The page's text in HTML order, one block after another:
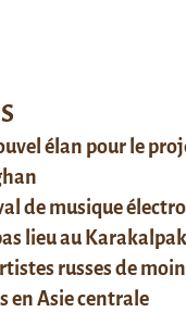
élan pour le
de musique
lieu au
russes de
en Asie centrale